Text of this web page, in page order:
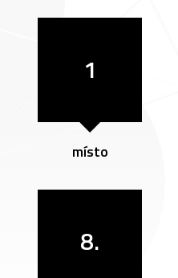
1
místo
8.